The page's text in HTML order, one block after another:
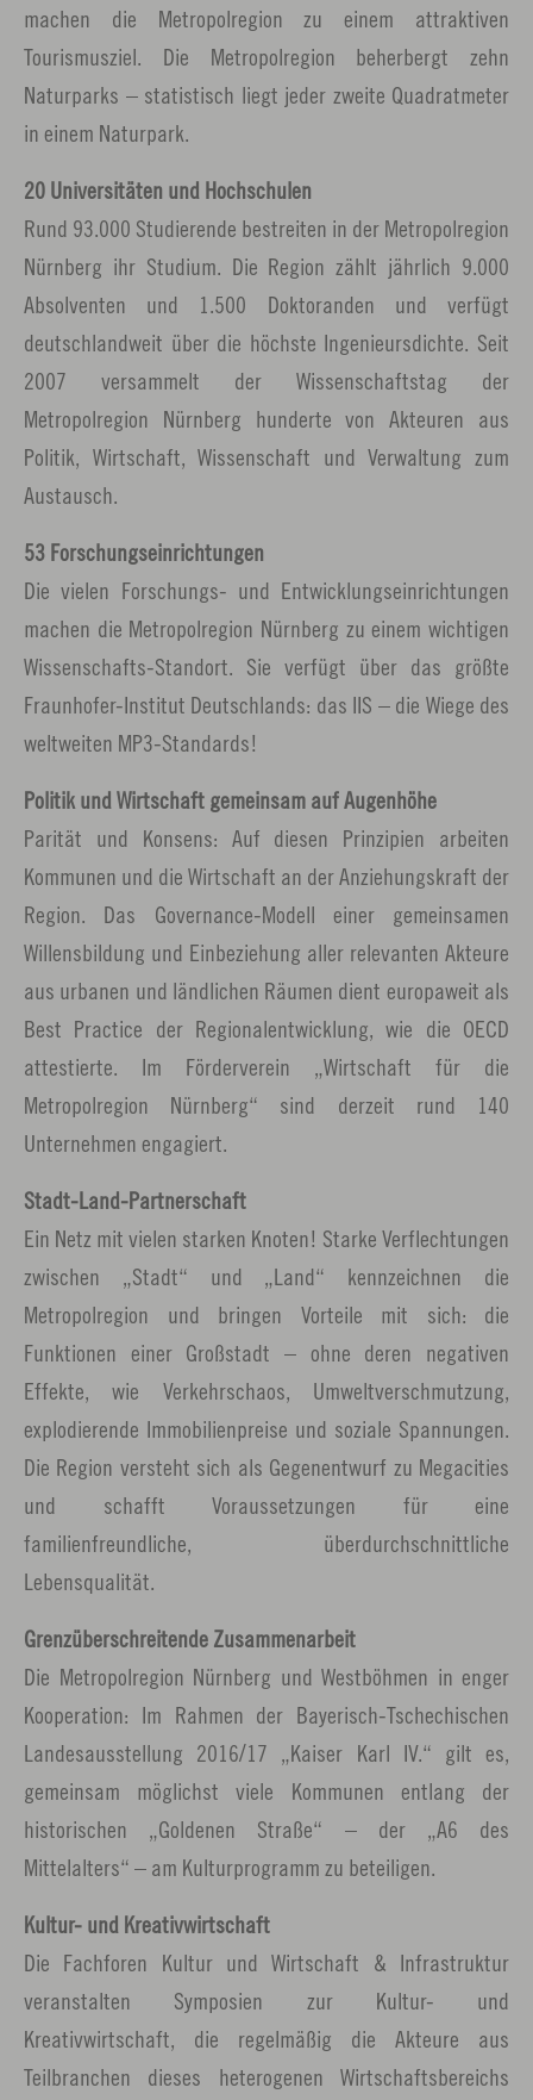
machen die Metropolregion zu einem attraktiven
Tourismusziel. Die Metropolregion beherbergt zehn
Naturparks – statistisch liegt jeder zweite Quadratmeter
in einem Naturpark.
20 Universitäten und Hochschulen
Rund 93.000 Studierende bestreiten in der Metropolregion
Nürnberg ihr Studium. Die Region zählt jährlich 9.000
Absolventen und 1.500 Doktoranden und verfügt
deutschlandweit über die höchste Ingenieursdichte. Seit
2007 versammelt der Wissenschaftstag der
Metropolregion Nürnberg hunderte von Akteuren aus
Politik, Wirtschaft, Wissenschaft und Verwaltung zum
Austausch.
53 Forschungseinrichtungen
Die vielen Forschungs- und Entwicklungseinrichtungen
machen die Metropolregion Nürnberg zu einem wichtigen
Wissenschafts-Standort. Sie verfügt über das größte
Fraunhofer-Institut Deutschlands: das IIS – die Wiege des
weltweiten MP3-Standards!
Politik und Wirtschaft gemeinsam auf Augenhöhe
Parität und Konsens: Auf diesen Prinzipien arbeiten
Kommunen und die Wirtschaft an der Anziehungskraft der
Region. Das Governance-Modell einer gemeinsamen
Willensbildung und Einbeziehung aller relevanten Akteure
aus urbanen und ländlichen Räumen dient europaweit als
Best Practice der Regionalentwicklung, wie die OECD
attestierte. Im Förderverein „Wirtschaft für die
Metropolregion Nürnberg“ sind derzeit rund 140
Unternehmen engagiert.
Stadt-Land-Partnerschaft
Ein Netz mit vielen starken Knoten! Starke Verflechtungen
zwischen „Stadt“ und „Land“ kennzeichnen die
Metropolregion und bringen Vorteile mit sich: die
Funktionen einer Großstadt – ohne deren negativen
Effekte, wie Verkehrschaos, Umweltverschmutzung,
explodierende Immobilienpreise und soziale Spannungen.
Die Region versteht sich als Gegenentwurf zu Megacities
und schafft Voraussetzungen für eine
familienfreundliche, überdurchschnittliche
Lebensqualität.
Grenzüberschreitende Zusammenarbeit
Die Metropolregion Nürnberg und Westböhmen in enger
Kooperation: Im Rahmen der Bayerisch-Tschechischen
Landesausstellung 2016/17 „Kaiser Karl IV.“ gilt es,
gemeinsam möglichst viele Kommunen entlang der
historischen „Goldenen Straße“ – der „A6 des
Mittelalters“ – am Kulturprogramm zu beteiligen.
Kultur- und Kreativwirtschaft
Die Fachforen Kultur und Wirtschaft & Infrastruktur
veranstalten Symposien zur Kultur- und
Kreativwirtschaft, die regelmäßig die Akteure aus
Teilbranchen dieses heterogenen Wirtschaftsbereichs